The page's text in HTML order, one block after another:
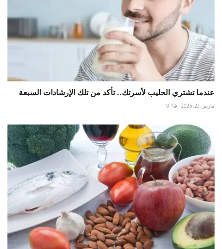
عندما تشتري الحليب لأسرتك.. تأكد من تلك الإرشادات السبعة
مارس 23, 2025 0